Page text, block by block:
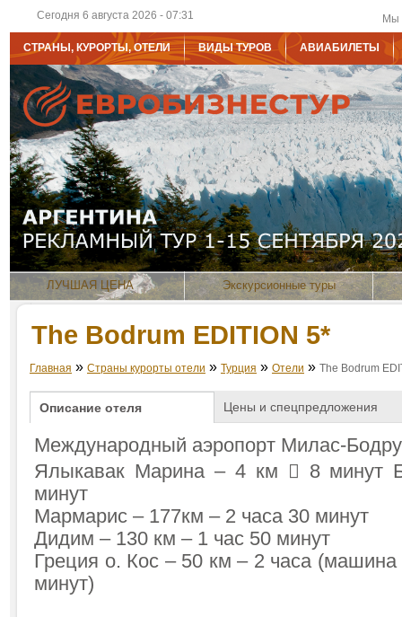
Сегодня 6 августа 2026 - 07:31 Мы
СТРАНЫ, КУРОРТЫ, ОТЕЛИ ВИДЫ ТУРОВ АВИАБИЛЕТЫ
ЛУЧШАЯ ЦЕНА Экскурсионные туры
The Bodrum EDITION 5*
Главная » Страны курорты отели » Турция » Отели » The Bodrum
Описание отеля Цены и спецпредложения
Международный аэропорт Милас-
Ялыкавак Марина – 4 км  8 минут
минут
Мармарис – 177км – 2 часа 30 минут
Дидим – 130 км – 1 час 50 минут
Греция о. Кос – 50 км – 2 часа
минут)